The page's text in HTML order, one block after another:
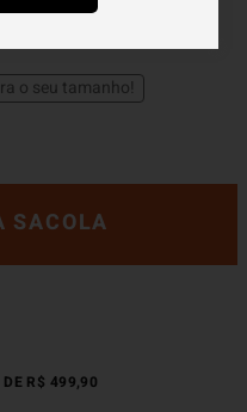
o seu tamanho!
SACOLA
DE R$ 499,90